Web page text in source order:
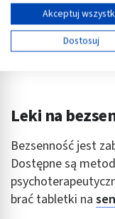
Leki na
Bezsenność jest
Dostępne są
brać tabletki na
Wyświetl listę
Używamy Twoich danych w
Cele przetwarzania IAB:
Wykorzystywanie
wyboru reklam
Tworzenie profili
reklam
Wykorzystanie
Akceptuj
Dostosuj